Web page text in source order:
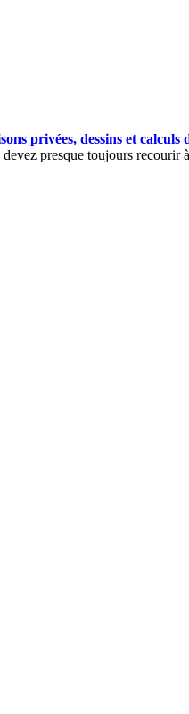
privées, dessins et
presque toujours recourir